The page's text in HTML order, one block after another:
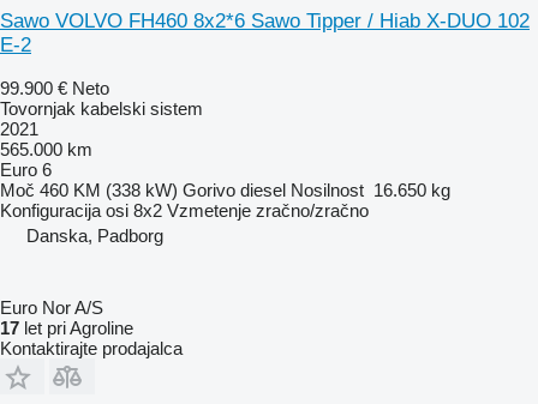
Sawo VOLVO FH460 8x2*6 Sawo Tipper / Hiab X-DUO 102
E-2
99.900 € Neto
Tovornjak kabelski sistem
2021
565.000 km
Euro 6
Moč 460 KM (338 kW) Gorivo diesel Nosilnost 16.650 kg
Konfiguracija osi 8x2 Vzmetenje zračno/zračno
Danska, Padborg
Euro Nor A/S
17 let pri Agroline
Kontaktirajte prodajalca